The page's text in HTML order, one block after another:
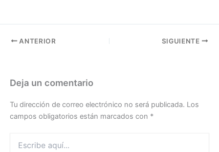
ANTERIOR SIGUIENTE
Deja un comentario
Tu dirección de correo electrónico no será publicada. Los
campos obligatorios están marcados con *
aquí...